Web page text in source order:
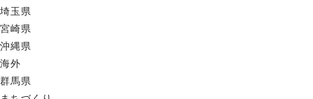
埼玉県
宮崎県
沖縄県
海外
群馬県